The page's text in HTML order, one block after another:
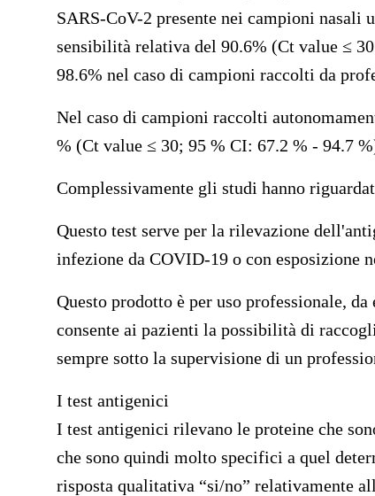
SARS-CoV-2 presente nei campioni
sensibilità relativa del 90.6% (Ct value ≤
98.6% nel caso di campioni raccolti da
Nel caso di campioni raccolti
% (Ct value ≤ 30; 95 % CI: 67.2 % - 94.7
Complessivamente gli studi hanno
Questo test serve per la rilevazione
infezione da COVID-19 o con esposizione
Questo prodotto è per uso professionale,
consente ai pazienti la possibilità di
sempre sotto la supervisione di un
I test antigenici
I test antigenici rilevano le proteine che
che sono quindi molto specifici a quel
risposta qualitativa “si/no” relativamente